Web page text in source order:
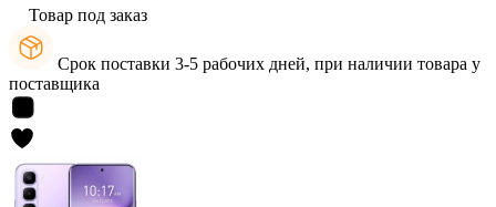
Товар под заказ
Срок поставки 3-5 рабочих дней, при наличии товара у
поставщика